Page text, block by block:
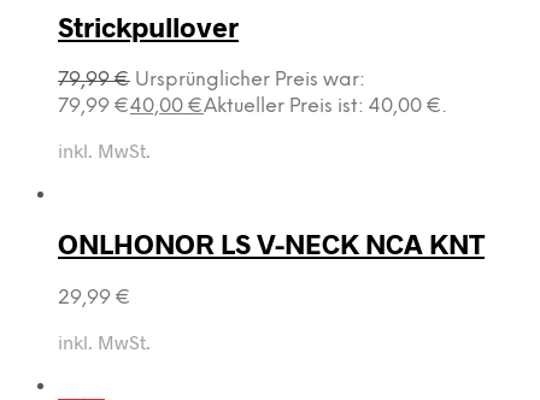
Strickpullover
79,99€ Ursprünglicher Preis war:
79,99 €40,00 €Aktueller Preis ist: 40,00 €.
inkl. MwSt.
ONLHONOR LS V-NECK NCA KNT
29,99 €
inkl. MwSt.